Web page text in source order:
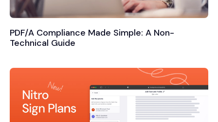
PDF/A Compliance Made Simple: A Non-
Technical Guide